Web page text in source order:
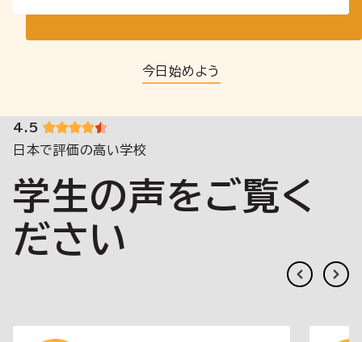
今日始めよう
4.5
日本で評価の高い学校
学生の声をご覧く
ださい